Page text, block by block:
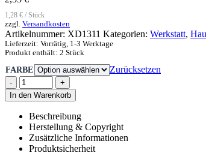
1,28 € / Stück
zzgl. Versandkosten
Artikelnummer: XD1311 Kategorien: Werkstatt,
Lieferzeit: Vorrätig, 1-3 Werktage
Produkt enthält: 2 Stück
FARBE Zurücksetzen
-
+
In den Warenkorb
Beschreibung
Herstellung & Copyright
Zusätzliche Informationen
Produktsicherheit